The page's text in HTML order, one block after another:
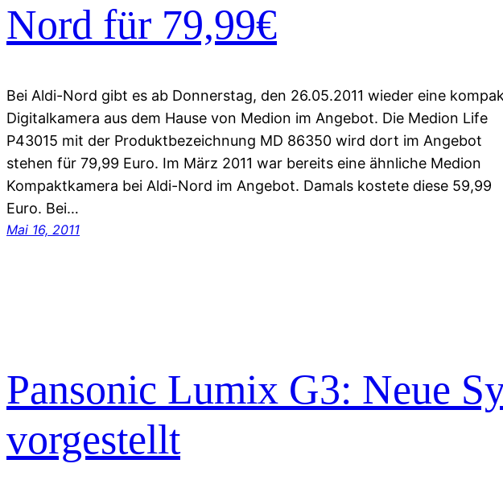
Nord für 79,99€
Bei Aldi-Nord gibt es ab Donnerstag, den 26.05.2011 wieder eine
Digitalkamera aus dem Hause von Medion im Angebot. Die Medion Life
P43015 mit der Produktbezeichnung MD 86350 wird dort im Angebot
stehen für 79,99 Euro. Im März 2011 war bereits eine ähnliche Medion
Kompaktkamera bei Aldi-Nord im Angebot. Damals kostete diese 59,99
Euro. Bei…
Mai 16, 2011
Pansonic Lumix G3: Neue
vorgestellt